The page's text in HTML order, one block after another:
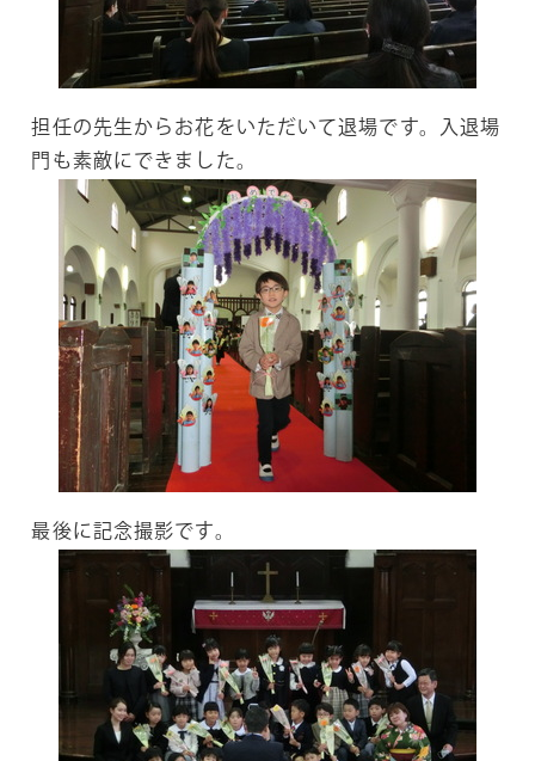
担任の先生からお花をいただいて退場です。入退場
門も素敵にできました。
最後に記念撮影です。